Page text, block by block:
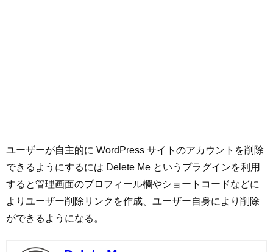
ユーザーが自主的に WordPress サイトのアカウントを削除
できるようにするには Delete Me というプラグインを利用
すると管理画面のプロフィール欄やショートコードなどに
よりユーザー削除リンクを作成、ユーザー自身により削除
ができるようになる。